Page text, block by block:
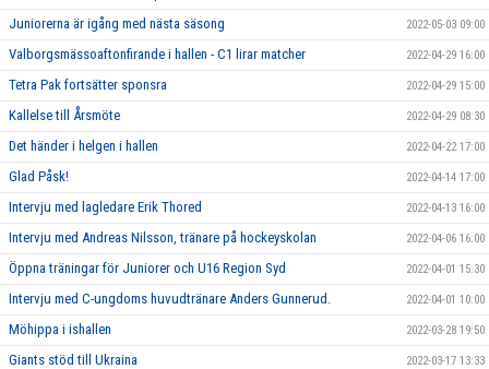
Juniorerna är igång med nästa säsong 2022-05-03 09:00
Valborgsmässoaftonfirande i hallen - C1 lirar matcher 2022-04-29 16:00
Tetra Pak fortsätter sponsra 2022-04-29 15:00
Kallelse till Årsmöte 2022-04-29 08:30
Det händer i helgen i hallen 2022-04-22 17:00
Glad Påsk! 2022-04-14 17:00
Intervju med lagledare Erik Thored 2022-04-13 16:00
Intervju med Andreas Nilsson, tränare på hockeyskolan 2022-04-06 16:00
Öppna träningar för Juniorer och U16 Region Syd 2022-04-01 15:30
Intervju med C-ungdoms huvudtränare Anders Gunnerud. 2022-04-01 10:00
Möhippa i ishallen 2022-03-28 19:50
Giants stöd till Ukraina 2022-03-17 13:33